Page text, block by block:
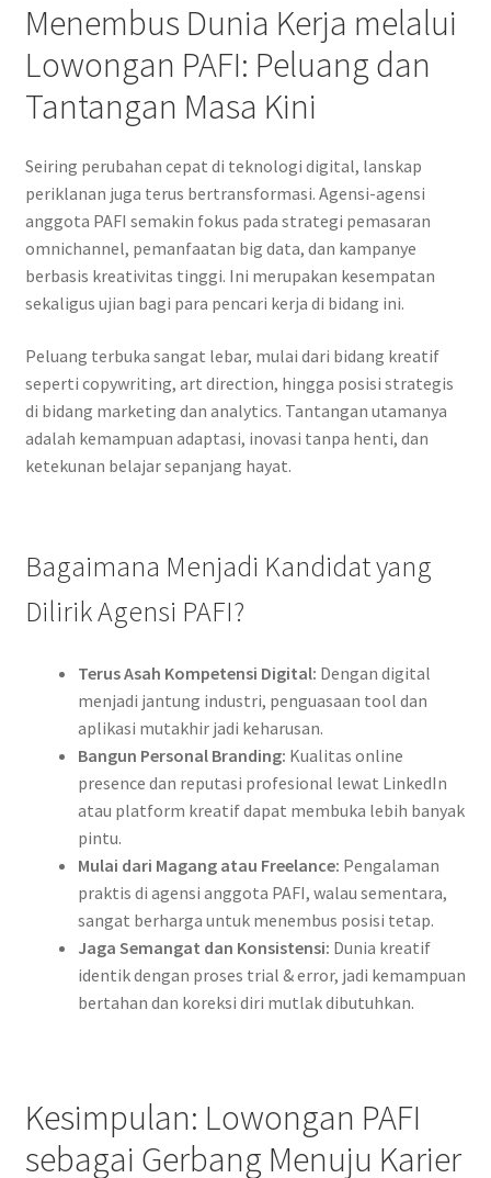
Menembus Dunia Kerja melalui
Lowongan PAFI: Peluang dan
Tantangan Masa Kini
Seiring perubahan cepat di teknologi digital, lanskap
periklanan juga terus bertransformasi. Agensi-agensi
anggota PAFI semakin fokus pada strategi pemasaran
omnichannel, pemanfaatan big data, dan kampanye
berbasis kreativitas tinggi. Ini merupakan kesempatan
sekaligus ujian bagi para pencari kerja di bidang ini.
Peluang terbuka sangat lebar, mulai dari bidang kreatif
seperti copywriting, art direction, hingga posisi strategis
di bidang marketing dan analytics. Tantangan utamanya
adalah kemampuan adaptasi, inovasi tanpa henti, dan
ketekunan belajar sepanjang hayat.
Bagaimana Menjadi Kandidat yang
Dilirik Agensi PAFI?
Terus Asah Kompetensi Digital: Dengan digital
menjadi jantung industri, penguasaan tool dan
aplikasi mutakhir jadi keharusan.
Bangun Personal Branding: Kualitas online
presence dan reputasi profesional lewat LinkedIn
atau platform kreatif dapat membuka lebih banyak
pintu.
Mulai dari Magang atau Freelance: Pengalaman
praktis di agensi anggota PAFI, walau sementara,
sangat berharga untuk menembus posisi tetap.
Jaga Semangat dan Konsistensi: Dunia kreatif
identik dengan proses trial & error, jadi kemampuan
bertahan dan koreksi diri mutlak dibutuhkan.
Kesimpulan: Lowongan PAFI
sebagai Gerbang Menuju Karier